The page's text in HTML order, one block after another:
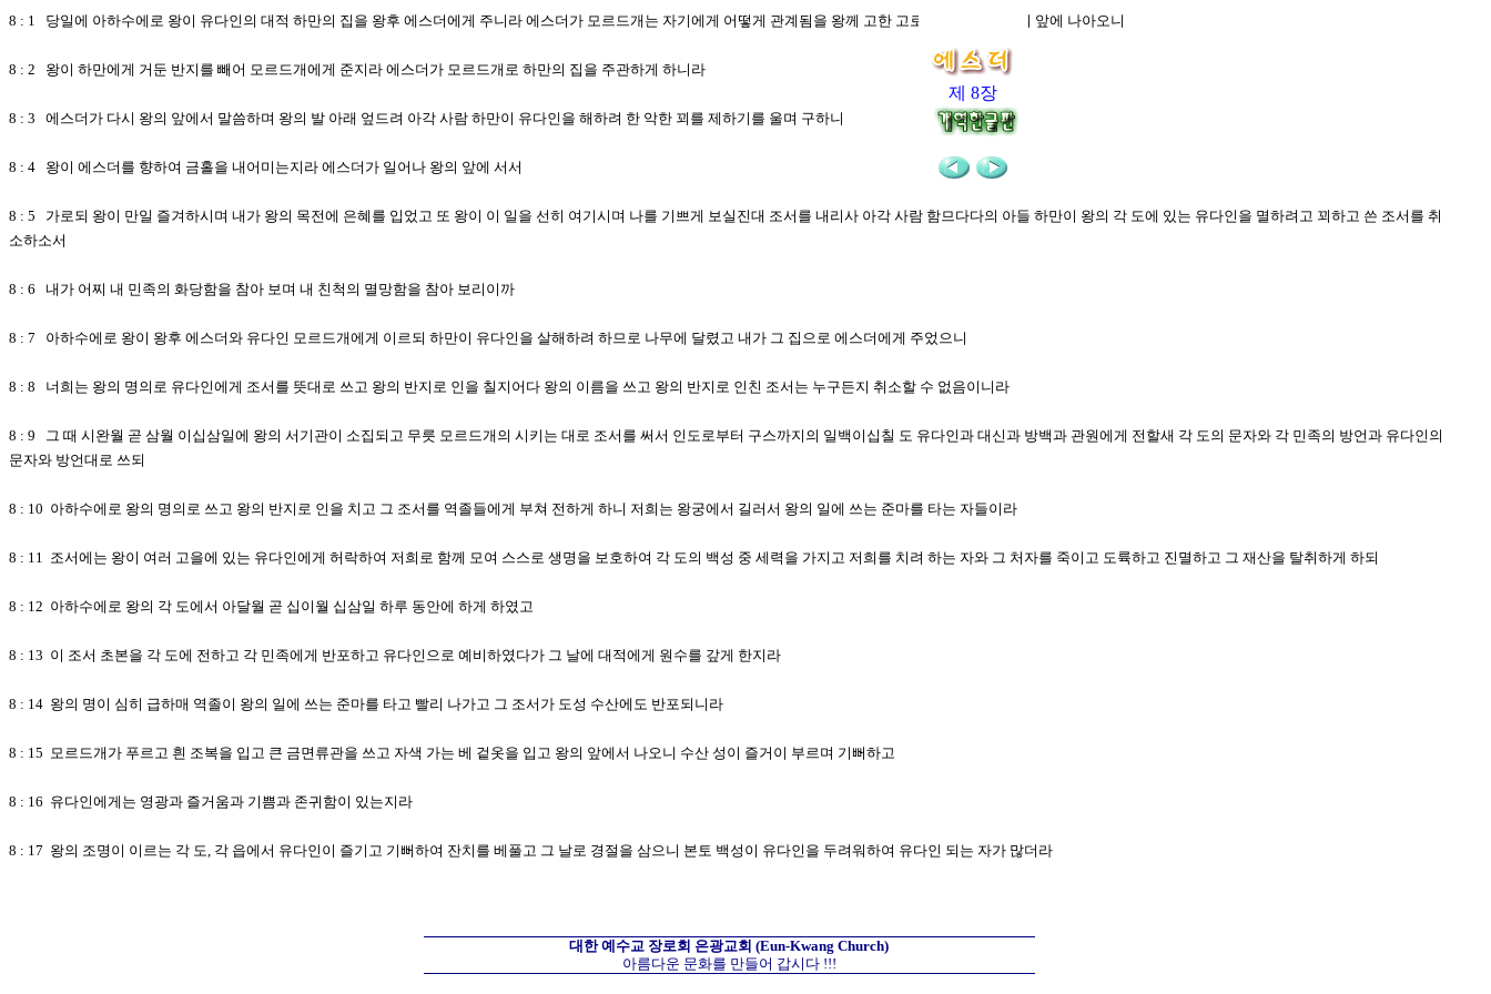
제 8장
8 : 1 당일에 아하수에로 왕이 유다인의 대적 하만의 집을 왕후 에스더에게 주니라 에스더가 모르드개는 자기에게 어떻게 관계됨을 왕께 고한 고로 모르드개가 왕의 앞에 나아오니
8 : 2 왕이 하만에게 거둔 반지를 빼어 모르드개에게 준지라 에스더가 모르드개로 하만의 집을 주관하게 하니라
8 : 3 에스더가 다시 왕의 앞에서 말씀하며 왕의 발 아래 엎드려 아각 사람 하만이 유다인을 해하려 한 악한 꾀를 제하기를 울며 구하니
8 : 4 왕이 에스더를 향하여 금홀을 내어미는지라 에스더가 일어나 왕의 앞에 서서
8 : 5 가로되 왕이 만일 즐겨하시며 내가 왕의 목전에 은혜를 입었고 또 왕이 이 일을 선히 여기시며 나를 기쁘게 보실진대 조서를 내리사 아각 사람 함므다다의 아들 하만이 왕의 각 도에 있는 유다인을 멸하려고 꾀하고 쓴 조서를 취
소하소서
8 : 6 내가 어찌 내 민족의 화당함을 참아 보며 내 친척의 멸망함을 참아 보리이까
8 : 7 아하수에로 왕이 왕후 에스더와 유다인 모르드개에게 이르되 하만이 유다인을 살해하려 하므로 나무에 달렸고 내가 그 집으로 에스더에게 주었으니
8 : 8 너희는 왕의 명의로 유다인에게 조서를 뜻대로 쓰고 왕의 반지로 인을 칠지어다 왕의 이름을 쓰고 왕의 반지로 인친 조서는 누구든지 취소할 수 없음이니라
8 : 9 그 때 시완월 곧 삼월 이십삼일에 왕의 서기관이 소집되고 무릇 모르드개의 시키는 대로 조서를 써서 인도로부터 구스까지의 일백이십칠 도 유다인과 대신과 방백과 관원에게 전할새 각 도의 문자와 각 민족의 방언과 유다인의
문자와 방언대로 쓰되
8 : 10 아하수에로 왕의 명의로 쓰고 왕의 반지로 인을 치고 그 조서를 역졸들에게 부쳐 전하게 하니 저희는 왕궁에서 길러서 왕의 일에 쓰는 준마를 타는 자들이라
8 : 11 조서에는 왕이 여러 고을에 있는 유다인에게 허락하여 저희로 함께 모여 스스로 생명을 보호하여 각 도의 백성 중 세력을 가지고 저희를 치려 하는 자와 그 처자를 죽이고 도륙하고 진멸하고 그 재산을 탈취하게 하되
8 : 12 아하수에로 왕의 각 도에서 아달월 곧 십이월 십삼일 하루 동안에 하게 하였고
8 : 13 이 조서 초본을 각 도에 전하고 각 민족에게 반포하고 유다인으로 예비하였다가 그 날에 대적에게 원수를 갚게 한지라
8 : 14 왕의 명이 심히 급하매 역졸이 왕의 일에 쓰는 준마를 타고 빨리 나가고 그 조서가 도성 수산에도 반포되니라
8 : 15 모르드개가 푸르고 흰 조복을 입고 큰 금면류관을 쓰고 자색 가는 베 겉옷을 입고 왕의 앞에서 나오니 수산 성이 즐거이 부르며 기뻐하고
8 : 16 유다인에게는 영광과 즐거움과 기쁨과 존귀함이 있는지라
8 : 17 왕의 조명이 이르는 각 도, 각 읍에서 유다인이 즐기고 기뻐하여 잔치를 베풀고 그 날로 경절을 삼으니 본토 백성이 유다인을 두려워하여 유다인 되는 자가 많더라
대한 예수교 장로회 은광교회 (Eun-Kwang Church)
아름다운 문화를 만들어 갑시다 !!!